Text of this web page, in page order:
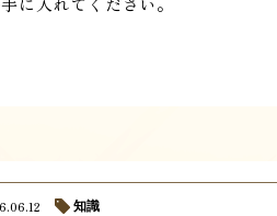
知識